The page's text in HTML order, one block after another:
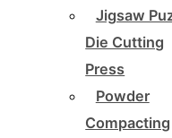
Jigsaw
Die Cutting
Press
Powder
Compacting